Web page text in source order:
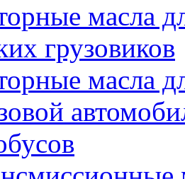
масла
грузовиков
масла